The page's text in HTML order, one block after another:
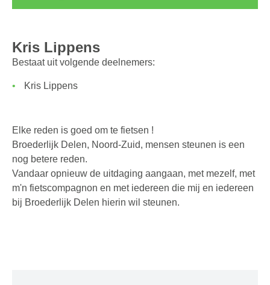
Kris Lippens
Bestaat uit volgende deelnemers:
Kris Lippens
Elke reden is goed om te fietsen !
Broederlijk Delen, Noord-Zuid, mensen steunen is een
nog betere reden.
Vandaar opnieuw de uitdaging aangaan, met mezelf, met
m'n fietscompagnon en met iedereen die mij en iedereen
bij Broederlijk Delen hierin wil steunen.